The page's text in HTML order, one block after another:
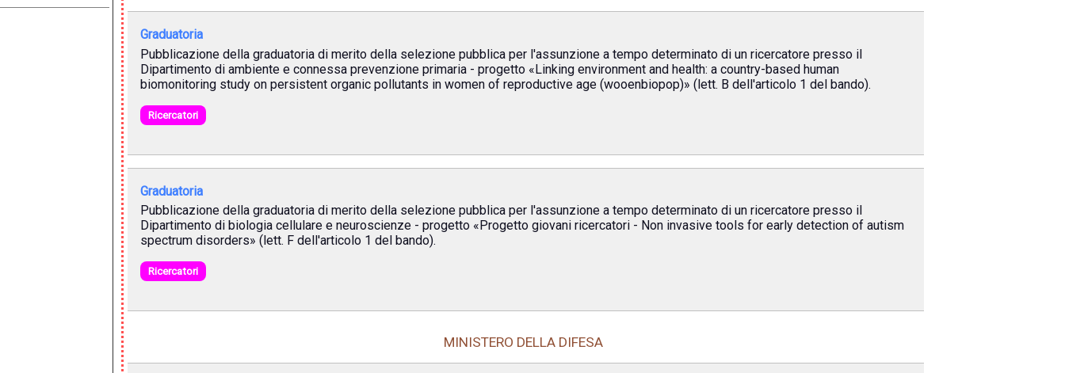
Graduatoria
Pubblicazione della graduatoria di merito della selezione pubblica per l'assunzione a tempo determinato di un ricercatore presso il
Dipartimento di ambiente e connessa prevenzione primaria - progetto «Linking environment and health: a country-based human
biomonitoring study on persistent organic pollutants in women of reproductive age (wooenbiopop)» (lett. B dell'articolo 1 del bando).
Ricercatori
Graduatoria
Pubblicazione della graduatoria di merito della selezione pubblica per l'assunzione a tempo determinato di un ricercatore presso il
Dipartimento di biologia cellulare e neuroscienze - progetto «Progetto giovani ricercatori - Non invasive tools for early detection of autism
spectrum disorders» (lett. F dell'articolo 1 del bando).
Ricercatori
MINISTERO DELLA DIFESA